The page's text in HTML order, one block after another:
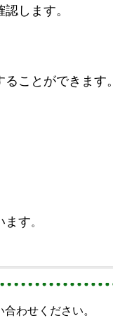
します。
ことができます。
ます。
わせください。